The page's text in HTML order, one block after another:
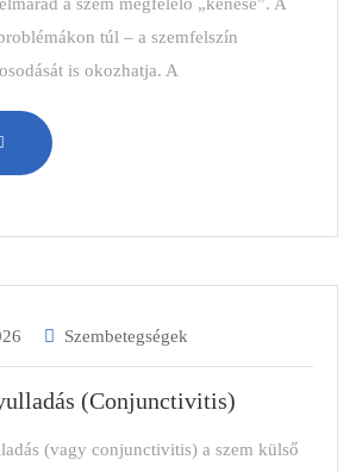
túl – a szemfelszín
is okozhatja. A
Szembetegségek
(Conjunctivitis)
(vagy conjunctivitis) a szem külső